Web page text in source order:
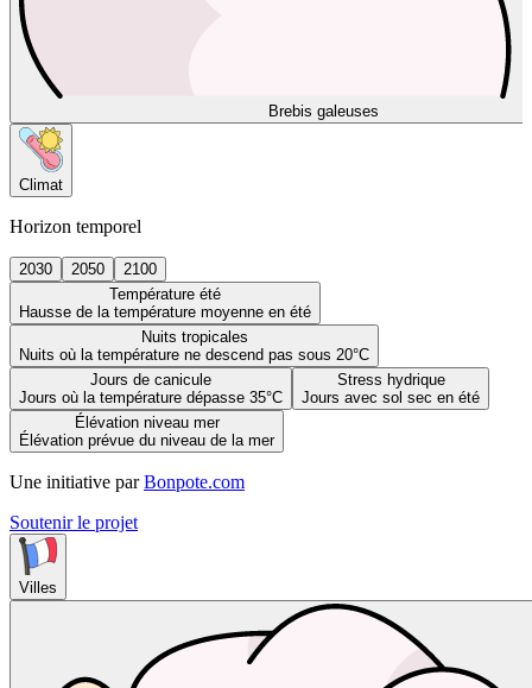
Brebis galeuses
Climat
Horizon temporel
2030 2050
2100
Température été
Hausse de la température moyenne en été
Nuits tropicales
Nuits où la température ne descend pas sous 20°C
Jours de canicule
Jours où la température dépasse 35°C
Stress hydrique
Jours avec sol sec en été
Élévation niveau mer
Élévation prévue du niveau de la mer
Une initiative par Bonpote.com
Soutenir le projet
Villes